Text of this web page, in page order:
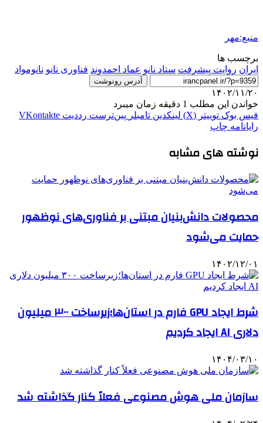
منبع:مهر
برچسب ها
ایران روایت پیشرفت ستاد نانو عماد احمدوند فناوری نانو نانومواد
آدرس رونوشت
۱۴۰۲/۱۱/۲۰
خواندن این مطلب 1 دقیقه زمان میبرد
فیس بوک توییتر (X) لینکدین ‫تامبلر ‫پین‌ترست ‫رددیت ‫VKontakte
رایانامه چاپ
نوشته های مشابه
محصولات دانش‌بنیان مبتنی بر فناوری‌های نوظهور
حمایت می‌شود
۱۴۰۲/۱۲/۰۱
شرط ایجاد GPU فارم در استان‌ها؛زیرساخت ۳۰۰ میلیون
دلاری AI ایجاد کردیم
۱۴۰۴/۰۳/۱۰
سازمان ملی هوش مصنوعی فعلاً کنار گذاشته شد